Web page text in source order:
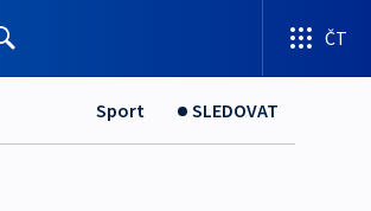
ČT
Sport SLEDOVAT